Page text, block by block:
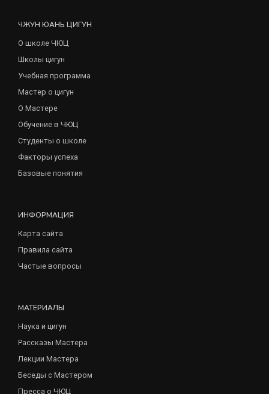
ЧЖУН ЮАНЬ ЦИГУН
О школе ЧЮЦ
Школы цигун
Учебная программа
Мастер о цигун
О Мастере
Обучение в ЧЮЦ
Студенты о школе
Факторы успеха
Базовые понятия
ИНФОРМАЦИЯ
Карта сайта
Правила сайта
Частые вопросы
МАТЕРИАЛЫ
Наука и цигун
Рассказы Мастера
Лекции Мастера
Беседы с Мастером
Пресса о ЧЮЦ